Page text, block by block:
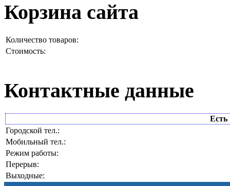
Корзина сайта
Количество товаров:
Стоимость:
Контактные данные
Есть
Городской тел.:
Мобильный тел.:
Режим работы:
Перерыв:
Выходные: